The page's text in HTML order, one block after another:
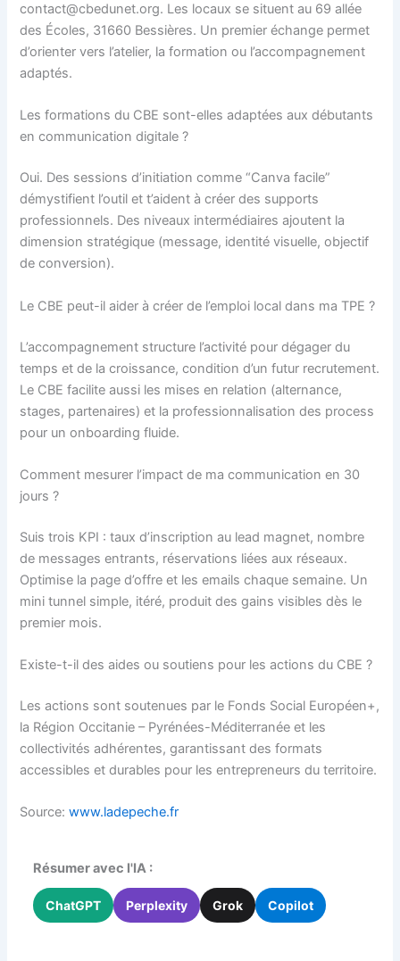
contact@cbedunet.org. Les locaux se situent au 69 allée
des Écoles, 31660 Bessières. Un premier échange permet
d’orienter vers l’atelier, la formation ou l’accompagnement
adaptés.
Les formations du CBE sont-elles adaptées aux débutants
en communication digitale ?
Oui. Des sessions d’initiation comme “Canva facile”
démystifient l’outil et t’aident à créer des supports
professionnels. Des niveaux intermédiaires ajoutent la
dimension stratégique (message, identité visuelle, objectif
de conversion).
Le CBE peut-il aider à créer de l’emploi local dans ma TPE ?
L’accompagnement structure l’activité pour dégager du
temps et de la croissance, condition d’un futur recrutement.
Le CBE facilite aussi les mises en relation (alternance,
stages, partenaires) et la professionnalisation des process
pour un onboarding fluide.
Comment mesurer l’impact de ma communication en 30
jours ?
Suis trois KPI : taux d’inscription au lead magnet, nombre
de messages entrants, réservations liées aux réseaux.
Optimise la page d’offre et les emails chaque semaine. Un
mini tunnel simple, itéré, produit des gains visibles dès le
premier mois.
Existe-t-il des aides ou soutiens pour les actions du CBE ?
Les actions sont soutenues par le Fonds Social Européen+,
la Région Occitanie – Pyrénées-Méditerranée et les
collectivités adhérentes, garantissant des formats
accessibles et durables pour les entrepreneurs du territoire.
Source:www.ladepeche.fr
Résumer avec l'IA :
ChatGPT Perplexity Grok Copilot